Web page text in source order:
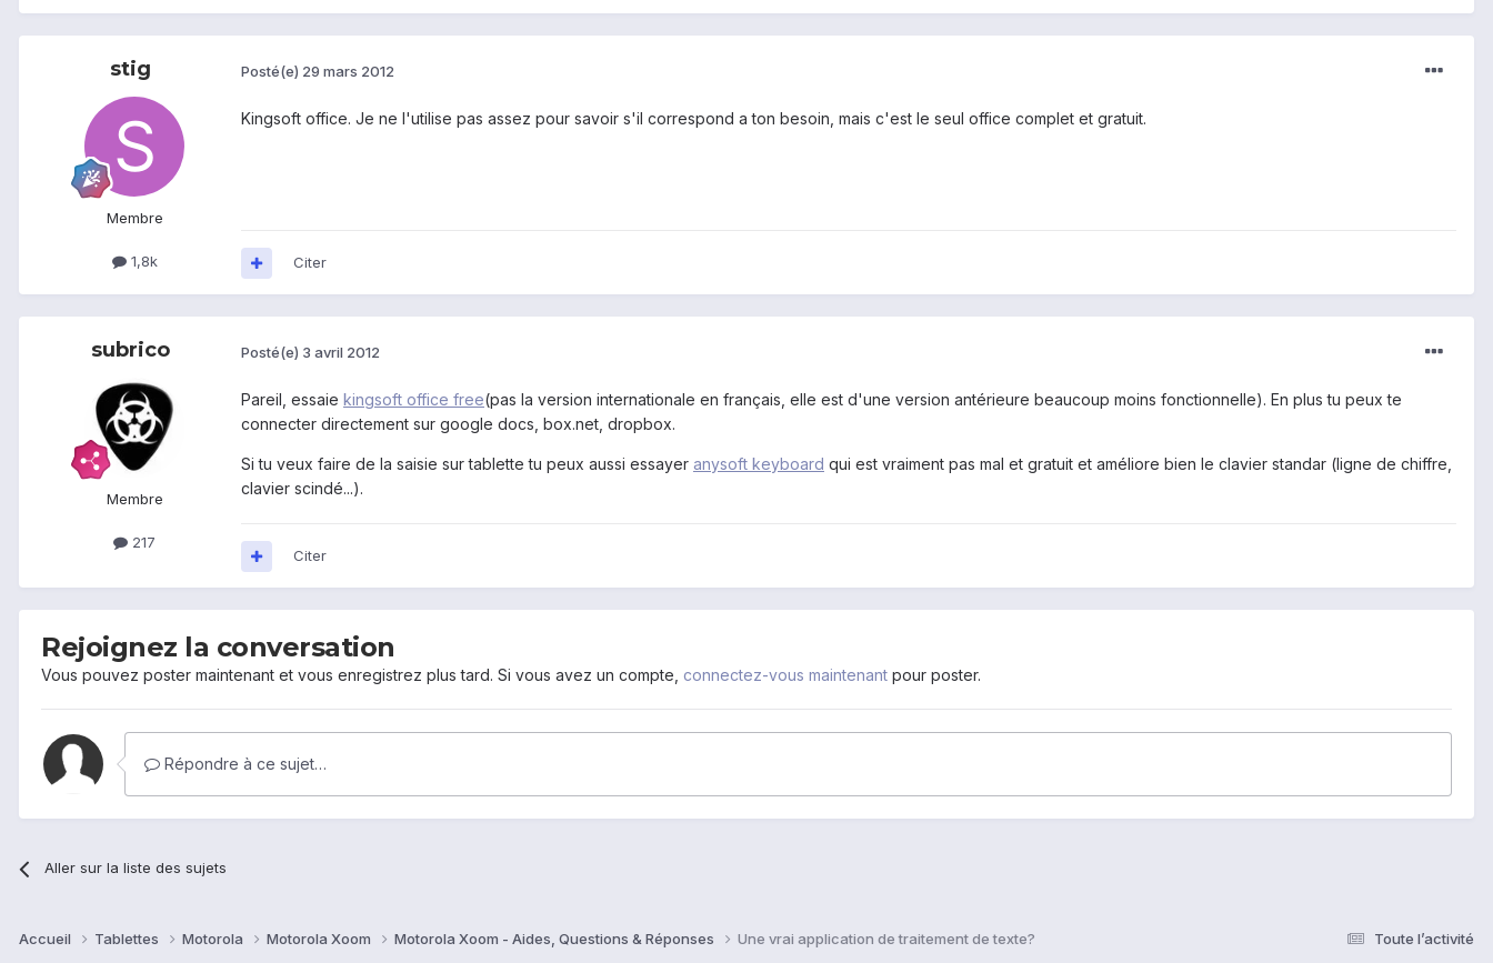
stig
Membre
1,8k
Posté(e) 29 mars 2012
Kingsoft office. Je ne l'utilise pas assez pour savoir s'il correspond a ton besoin, mais c'est le seul office complet et gratuit.
Citer
subrico
Membre
217
Posté(e) 3 avril 2012
Pareil, essaie kingsoft office free(pas la version internationale en français, elle est d'une version antérieure beaucoup moins fonctionnelle). En plus tu peux te
connecter directement sur google docs, box.net, dropbox.
Si tu veux faire de la saisie sur tablette tu peux aussi essayer anysoft keyboard qui est vraiment pas mal et gratuit et améliore bien le clavier standar (ligne de chiffre,
clavier scindé...).
Citer
Rejoignez la conversation
Vous pouvez poster maintenant et vous enregistrez plus tard. Si vous avez un compte, connectez-vous maintenant pour poster.
Répondre à ce sujet…
Aller sur la liste des sujets
Toute l’activité
Accueil Tablettes Motorola Motorola Xoom Motorola Xoom - Aides, Questions & Réponses Une vrai application de traitement de texte?